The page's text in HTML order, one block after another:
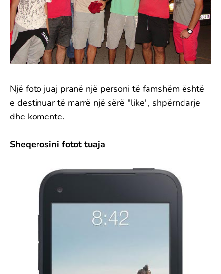
Një foto juaj pranë një personi të famshëm është
e destinuar të marrë një sërë "like", shpërndarje
dhe komente.
Sheqerosini fotot tuaja